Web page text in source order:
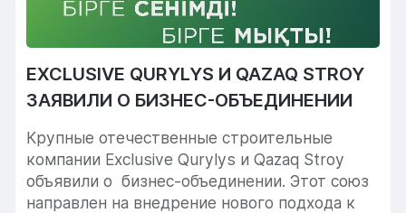
EXCLUSIVE QURYLYS И QAZAQ STROY
ЗАЯВИЛИ О БИЗНЕС-ОБЪЕДИНЕНИИ
Крупные отечественные строительные
компании Exclusive Qurylys и Qazaq Stroy
объявили о бизнес-объединении. Этот союз
направлен на внедрение нового подхода к